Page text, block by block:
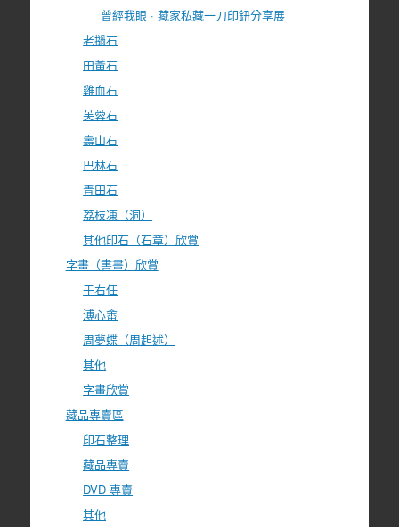
曾經我眼 · 藏家私藏一刀印鈕分享展
老撾石
田黃石
雞血石
芙蓉石
壽山石
巴林石
青田石
荔枝凍（洞）
其他印石（石章）欣賞
字畫（書畫）欣賞
于右任
溥心畬
周夢蝶（周起述）
其他
字畫欣賞
藏品專賣區
印石整理
藏品專賣
DVD 專賣
其他